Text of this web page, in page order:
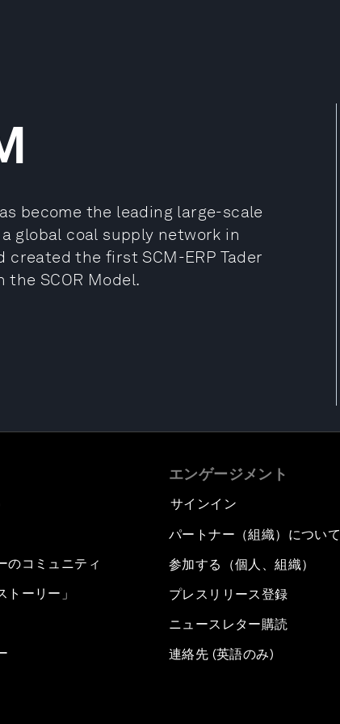
become the leading large-scale
global coal supply network in
the first SCM-ERP Tader
SCOR Model.
のコミュニティ
トーリー」
エンゲージメント
サインイン
パートナー（組織）について
参加する（個人、組織）
プレスリリース登録
ニュースレター購読
連絡先 (英語のみ)